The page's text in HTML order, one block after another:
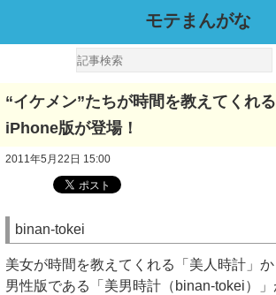
モテまんがな
“イケメン”たちが時間を教えてくれる
iPhone版が登場！
2011年5月22日 15:00
binan-tokei
美女が時間を教えてくれる「美人時計」か
男性版である「美男時計（binan-tokei）」